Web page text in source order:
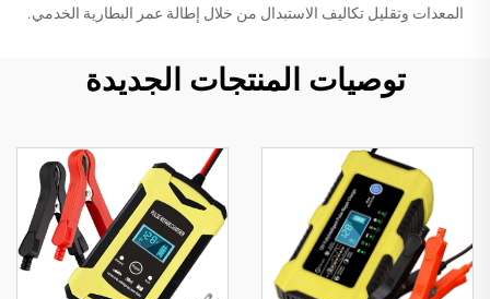
المعدات وتقليل تكاليف الاستبدال من خلال إطالة عمر البطارية الخدمي.
توصيات المنتجات الجديدة